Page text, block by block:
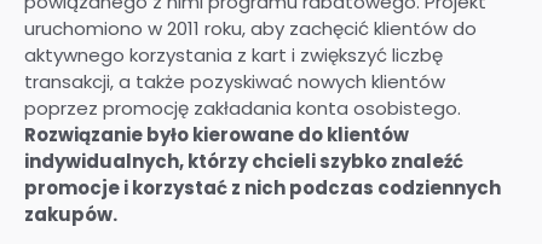
uruchomiono w 2011 roku, aby zachęcić klientów do
aktywnego korzystania z kart i zwiększyć liczbę
transakcji, a także pozyskiwać nowych klientów
poprzez promocję zakładania konta osobistego.
Rozwiązanie było kierowane do klientów
indywidualnych, którzy chcieli szybko znaleźć
promocje i korzystać z nich podczas codziennych
zakupów.